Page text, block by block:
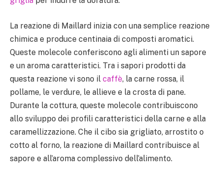
La reazione di Maillard inizia con una semplice reazione
chimica e produce centinaia di composti aromatici.
Queste molecole conferiscono agli alimenti un sapore
e un aroma caratteristici. Tra i sapori prodotti da
questa reazione vi sono il caffè, la carne rossa, il
pollame, le verdure, le allieve e la crosta di pane.
Durante la cottura, queste molecole contribuiscono
allo sviluppo dei profili caratteristici della carne e alla
caramellizzazione. Che il cibo sia grigliato, arrostito o
cotto al forno, la reazione di Maillard contribuisce al
sapore e all’aroma complessivo dell’alimento.